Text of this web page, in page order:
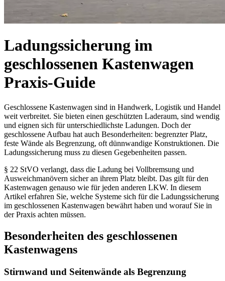
Ladungssicherung im
geschlossenen Kastenwagen
Praxis-Guide
Geschlossene Kastenwagen sind in Handwerk, Logistik und Handel
weit verbreitet. Sie bieten einen geschützten Laderaum, sind wendig
und eignen sich für unterschiedlichste Ladungen. Doch der
geschlossene Aufbau hat auch Besonderheiten: begrenzter Platz,
feste Wände als Begrenzung, oft dünnwandige Konstruktionen. Die
Ladungssicherung muss zu diesen Gegebenheiten passen.
§ 22 StVO verlangt, dass die Ladung bei Vollbremsung und
Ausweichmanövern sicher an ihrem Platz bleibt. Das gilt für den
Kastenwagen genauso wie für jeden anderen LKW. In diesem
Artikel erfahren Sie, welche Systeme sich für die Ladungssicherung
im geschlossenen Kastenwagen bewährt haben und worauf Sie in
der Praxis achten müssen.
Besonderheiten des geschlossenen
Kastenwagens
Stirnwand und Seitenwände als Begrenzung